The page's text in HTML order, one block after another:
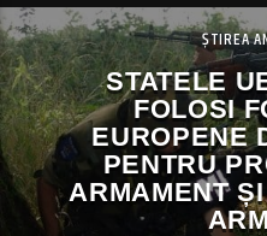
ȘTIREA
STATELE
FOLOSI
EUROPENE
PENTRU
ARMAMENT